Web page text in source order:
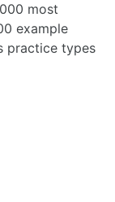
most
example
practice types